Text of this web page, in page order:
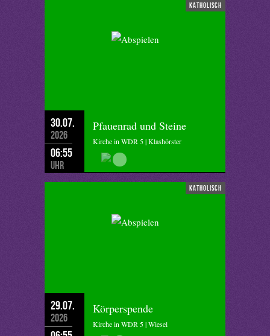
katholisch
30.07.
2026
06:55
Uhr
Pfauenrad und Steine
Kirche in WDR 5 | Klashörster
katholisch
29.07.
2026
Körperspende
Kirche in WDR 5 | Wiesel